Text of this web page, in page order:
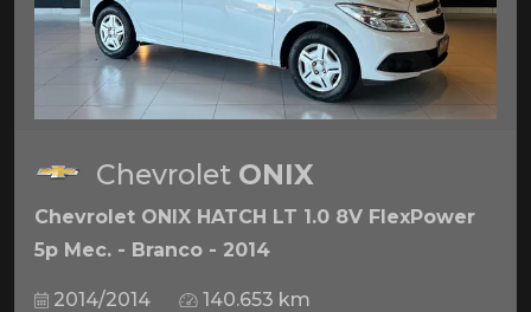
Chevrolet ONIX
Chevrolet ONIX HATCH LT 1.0 8V FlexPower
5p Mec. - Branco - 2014
2014/2014 140.653 km